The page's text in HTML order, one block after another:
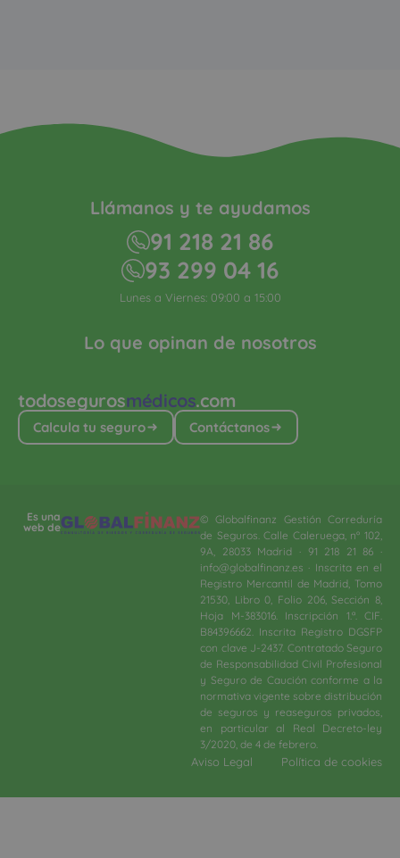
todosegurosmédicos.com
Calcula tu seguro Contáctanos
Lo que opinan de nosotros
Llámanos y te ayudamos
91 218 21 86
93 299 04 16
Lunes a Viernes: 09:00 a 15:00
Es una
web de
© Globalfinanz Gestión Correduría
de Seguros. Calle Caleruega, nº 102,
9A, 28033 Madrid · 91 218 21 86 ·
info@globalfinanz.es · Inscrita en el
Registro Mercantil de Madrid, Tomo
21530, Libro 0, Folio 206, Sección 8,
Hoja M-383016. Inscripción 1.ª. CIF.
B84396662. Inscrita Registro DGSFP
con clave J-2437. Contratado Seguro
de Responsabilidad Civil Profesional
y Seguro de Caución conforme a la
normativa vigente sobre distribución
de seguros y reaseguros privados,
en particular al Real Decreto-ley
3/2020, de 4 de febrero.​
Aviso Legal Política de cookies